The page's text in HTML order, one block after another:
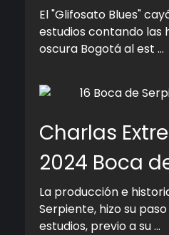
El "Glifosato Blues"
estudios contando las
oscura Bogotá al est ...
Charlas
2024 Boca
La producción e
Serpiente, hizo su
estudios, previo a su ...